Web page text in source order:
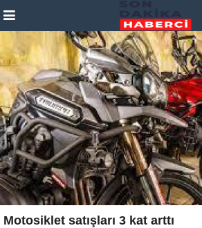
Motosiklet satışları 3 kat arttı